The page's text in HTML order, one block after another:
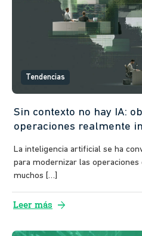
Tendencias
Sin contexto no hay IA:
operaciones realmente
La inteligencia artificial se ha
para modernizar las operaciones
muchos […]
Leer más arrow_forward